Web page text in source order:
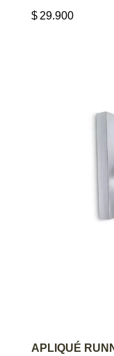
$ 29.900
APLIQUÉ